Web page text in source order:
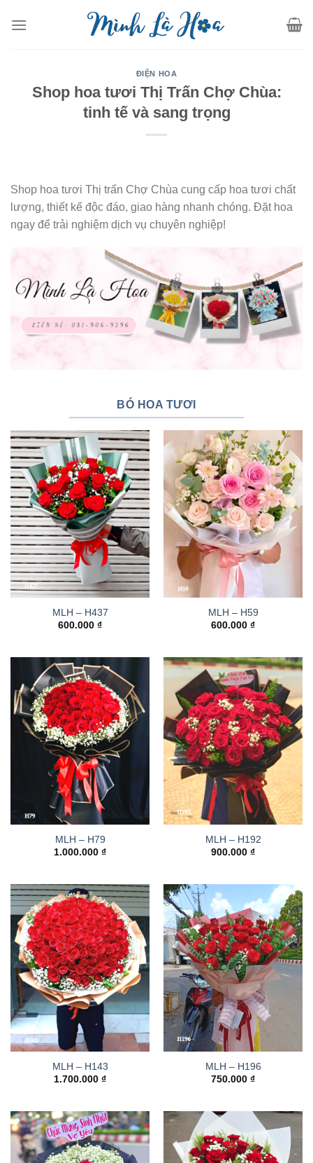
ĐIỆN HOA
Shop hoa tươi Thị Trấn Chợ Chùa:
tinh tế và sang trọng
Shop hoa tươi Thị trấn Chợ Chùa cung cấp hoa tươi chất
lượng, thiết kế độc đáo, giao hàng nhanh chóng. Đặt hoa
ngay để trải nghiệm dịch vụ chuyên nghiệp!
BÓ HOA TƯƠI
MLH – H437
600.000 ₫
MLH – H59
600.000 ₫
MLH – H79
1.000.000 ₫
MLH – H192
900.000 ₫
MLH – H143
1.700.000 ₫
MLH – H196
750.000 ₫